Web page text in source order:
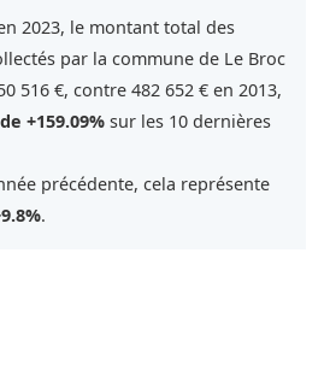
2023, le montant total des
par la commune de Le Broc
516 €, contre 482 652 € en 2013,
+159.09% sur les 10 dernières
précédente, cela représente
.